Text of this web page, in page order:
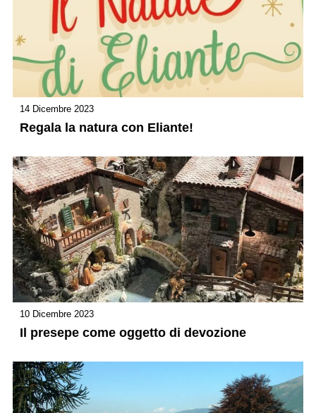
14 Dicembre 2023
Regala la natura con Eliante!
10 Dicembre 2023
Il presepe come oggetto di devozione